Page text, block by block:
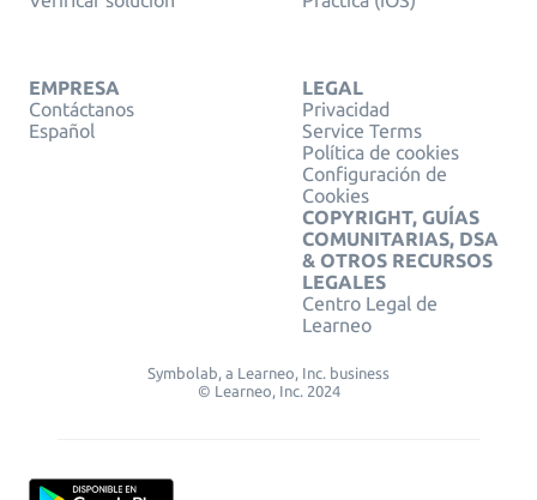
EMPRESA
Contáctanos
Español
LEGAL
Privacidad
Service Terms
Política de cookies
Configuración de
Cookies
COPYRIGHT, GUÍAS
COMUNITARIAS, DSA
& OTROS RECURSOS
LEGALES
Centro Legal de
Learneo
Symbolab, a Learneo, Inc. business
© Learneo, Inc. 2024